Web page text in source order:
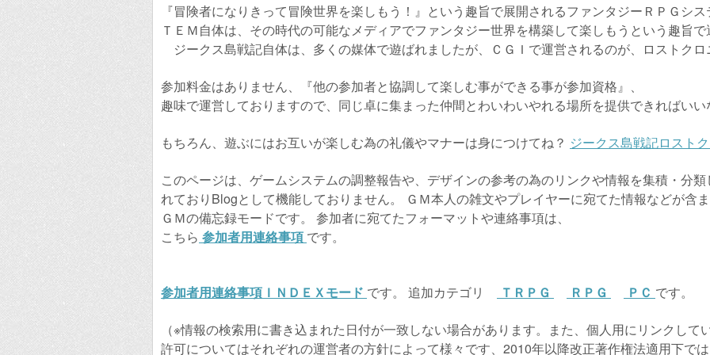
『冒険者になりきって冒険世界を楽しもう！』という趣旨で展開されるファンタジーＲＰＧシ
ＴＥＭ自体は、その時代の可能なメディアでファンタジー世界を構築して楽しもうという趣旨
ジークス島戦記自体は、多くの媒体で遊ばれましたが、ＣＧＩで運営されるのが、ロストク
参加料金はありません、『他の参加者と協調して楽しむ事ができる事が参加資格』、
趣味で運営しておりますので、同じ卓に集まった仲間とわいわいやれる場所を提供できればい
もちろん、遊ぶにはお互いが楽しむ為の礼儀やマナーは身につけてね？ ジークス島戦記ロスト
このページは、ゲームシステムの調整報告や、デザインの参考の為のリンクや情報を集積・分
れておりBlogとして機能しておりません。 ＧＭ本人の雑文やプレイヤーに宛てた情報などが
ＧＭの備忘録モードです。 参加者に宛てたフォーマットや連絡事項は、
こちら 参加者用連絡事項 です。
参加者用連絡事項ＩＮＤＥＸモード です。 追加カテゴリ ＴＲＰＧ ＲＰＧ ＰＣ です。
（※情報の検索用に書き込まれた日付が一致しない場合があります。また、個人用にリンクし
許可についてはそれぞれの運営者の方針によって様々です、2010年以降改正著作権法適用下で